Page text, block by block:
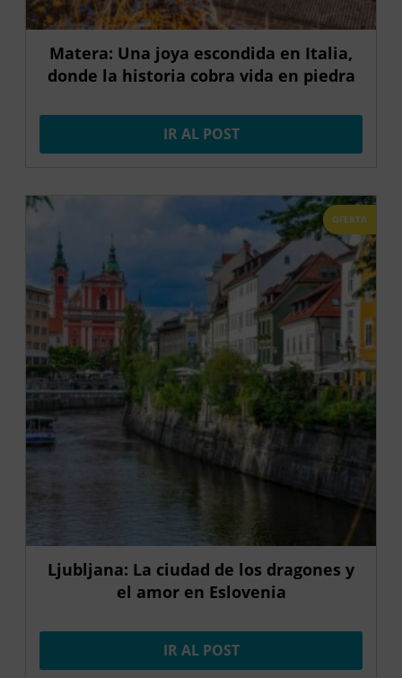
Matera: Una joya escondida en Italia,
donde la historia cobra vida en piedra
IR AL POST
OFERTA
Ljubljana: La ciudad de los dragones y
el amor en Eslovenia
IR AL POST